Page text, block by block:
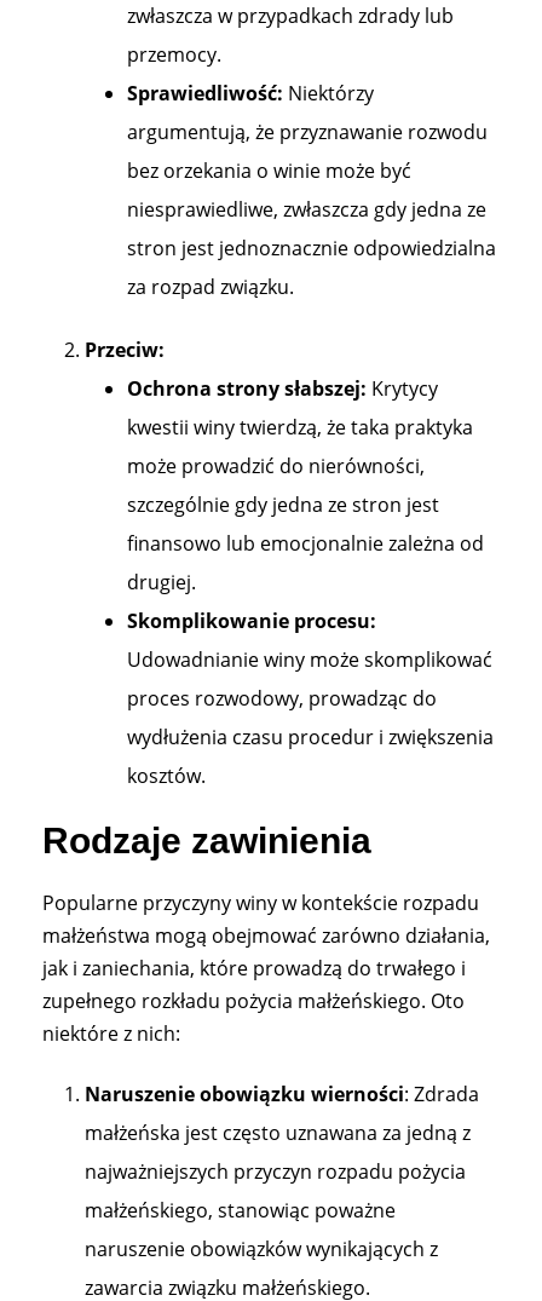
zwłaszcza w przypadkach zdrady lub
przemocy.
Sprawiedliwość: Niektórzy
argumentują, że przyznawanie rozwodu
bez orzekania o winie może być
niesprawiedliwe, zwłaszcza gdy jedna ze
stron jest jednoznacznie odpowiedzialna
za rozpad związku.
Przeciw:
Ochrona strony słabszej: Krytycy
kwestii winy twierdzą, że taka praktyka
może prowadzić do nierówności,
szczególnie gdy jedna ze stron jest
finansowo lub emocjonalnie zależna od
drugiej.
Skomplikowanie procesu:
Udowadnianie winy może skomplikować
proces rozwodowy, prowadząc do
wydłużenia czasu procedur i zwiększenia
kosztów.
Rodzaje zawinienia
Popularne przyczyny winy w kontekście rozpadu
małżeństwa mogą obejmować zarówno działania,
jak i zaniechania, które prowadzą do trwałego i
zupełnego rozkładu pożycia małżeńskiego. Oto
niektóre z nich:
Naruszenie obowiązku wierności: Zdrada
małżeńska jest często uznawana za jedną z
najważniejszych przyczyn rozpadu pożycia
małżeńskiego, stanowiąc poważne
naruszenie obowiązków wynikających z
zawarcia związku małżeńskiego​​.